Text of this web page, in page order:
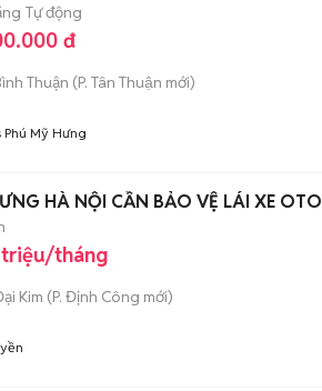
Tự động
đ
Thuận (P. Tân Thuận mới)
Mỹ Hưng
HÀ NỘI CẦN BẢO VỆ LÁI XE OTO
tháng
Kim (P. Định Công mới)